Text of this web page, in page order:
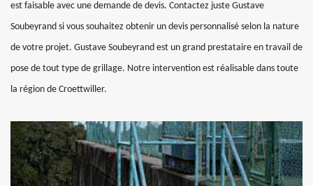
est faisable avec une demande de devis. Contactez juste Gustave
Soubeyrand si vous souhaitez obtenir un devis personnalisé selon la nature
de votre projet. Gustave Soubeyrand est un grand prestataire en travail de
pose de tout type de grillage. Notre intervention est réalisable dans toute
la région de Croettwiller.